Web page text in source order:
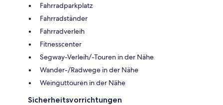
Fahrradparkplatz
Fahrradständer
Fahrradverleih
Fitnesscenter
Segway-Verleih/-Touren in der Nähe
Wander-/Radwege in der Nähe
Weinguttouren in der Nähe
Sicherheitsvorrichtungen